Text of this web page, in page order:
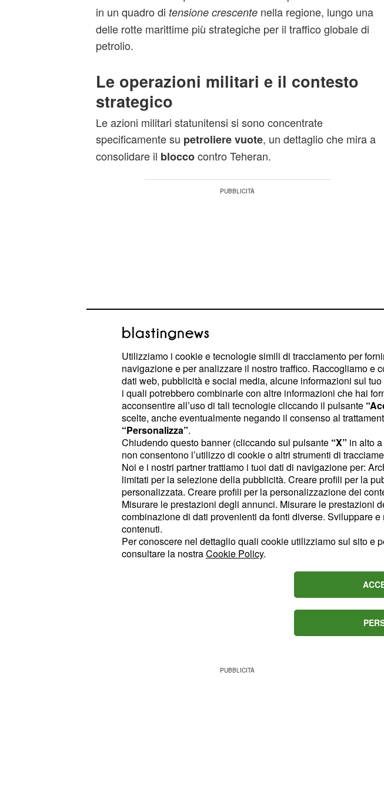
in un quadro di tensione crescentenella regione, lungo una
delle rotte marittime più strategiche per il traffico globale di
petrolio.
Le operazioni militari e il contesto
strategico
Le azioni militari statunitensi si sono concentrate
specificamente su petroliere vuote, un dettaglio che mira a
consolidare il bloccocontro Teheran.
Stretto di Hormuz, teatro degli attacchi, rappresenta un
punto nevralgicodi importanza cruciale per il commercio
energetico internazionale. Attraverso questo passaggio
transita una quota significativa delle esportazioni mondiali di
petrolio, rendendolo un'area di costante attenzione
geopolitica.
Violazione del cessate il fuoco: le
accuse di Teheran
L'Iran ha prontamente accusato gliStati Uniti
di aver violato
in vigore da un mese. Teheran ha
dichiarato che le forze americane avrebbero preso di mira
e colpitoaree civili. Questi
stabilità regionale.
Utilizziamo i cookie e tecnologie simili di tracciamento per
navigazione e per analizzare il nostro traffico. Raccogliamo e
dati web, pubblicità e social media, alcune informazioni sul
i quali potrebbero combinarle con altre informazioni che hai
acconsentire all’uso di tali tecnologie cliccando il pulsante
scelte, anche eventualmente negando il consenso al
“Personalizza”.
Chiudendo questo banner (cliccando sul pulsante “X” in alto
non consentono l’utilizzo di cookie o altri strumenti di
Noi e i nostri partner trattiamo i tuoi dati di navigazione per:
limitati per la selezione della pubblicità. Creare profili per la
personalizzata. Creare profili per la personalizzazione dei
Misurare le prestazioni degli annunci. Misurare le prestazioni
combinazione di dati provenienti da fonti diverse. Sviluppare
contenuti.
Per conoscere nel dettaglio quali cookie utilizziamo sul sito e
consultare la nostraCookie Policy.